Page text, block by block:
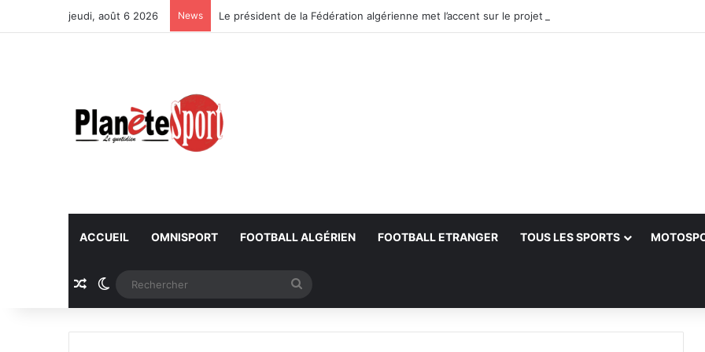
jeudi, août 6 2026 News
ACCUEIL OMNISPORT FOOTBALL ALGÉRIEN FOOTBALL ETRANGER TOUS LES SPORTS
Article Aléatoire
Switch skin